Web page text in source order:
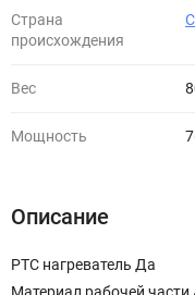
Страна
происхождения
Вес
Мощность
Описание
PTC нагреватель Да